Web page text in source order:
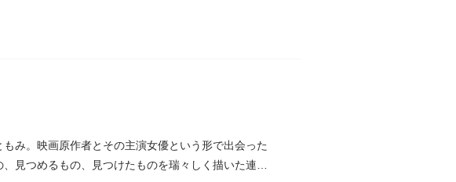
み。映画原作者とその主演女優という形で出会った
見つめるもの、見つけたものを瑞々しく描いた連作